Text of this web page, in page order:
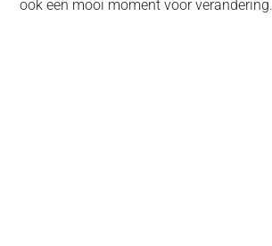
ook een mooi moment voor verandering.